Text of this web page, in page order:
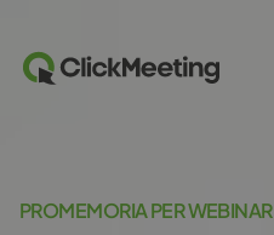
PROMEMORIA PER WEBINAR